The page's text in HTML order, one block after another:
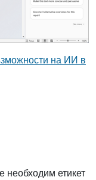
на ИИ в
необходим етикет